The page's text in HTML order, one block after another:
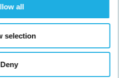
all
selection
Deny
search finder vi jeres